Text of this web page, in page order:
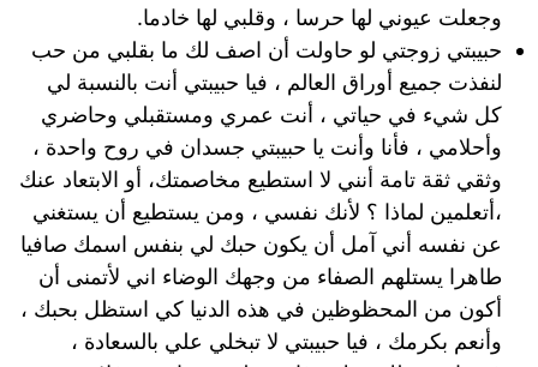
وجعلت عيوني لها حرسا ، وقلبي لها خادما.
حبيبتي زوجتي لو حاولت أن اصف لك ما بقلبي من حب
لنفذت جميع أوراق العالم ، فيا حبيبتي أنت بالنسبة لي
كل شيء في حياتي ، أنت عمري ومستقبلي وحاضري
وأحلامي ، فأنا وأنت يا حبيبتي جسدان في روح واحدة ،
وثقي ثقة تامة أنني لا استطيع مخاصمتك، أو الابتعاد عنك
،أتعلمين لماذا ؟ لأنك نفسي ، ومن يستطيع أن يستغني
عن نفسه أني آمل أن يكون حبك لي بنفس اسمك صافيا
طاهرا يستلهم الصفاء من وجهك الوضاء اني لأتمنى أن
أكون من المحظوظين في هذه الدنيا كي استظل بحبك ،
وأنعم بكرمك ، فيا حبيبتي لا تبخلي علي بالسعادة ،